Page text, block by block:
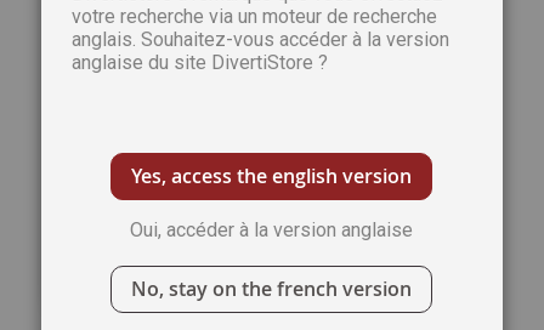
galerie
d’images
votre recherche via un moteur de recherche
anglais. Souhaitez-vous accéder à la version
anglaise du site DivertiStore ?
Yes, access the english version
Oui, accéder à la version anglaise
No, stay on the french version